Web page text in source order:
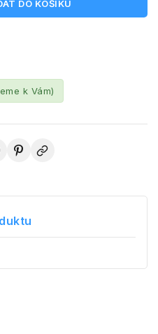
DO KOŠÍKU
k Vám)